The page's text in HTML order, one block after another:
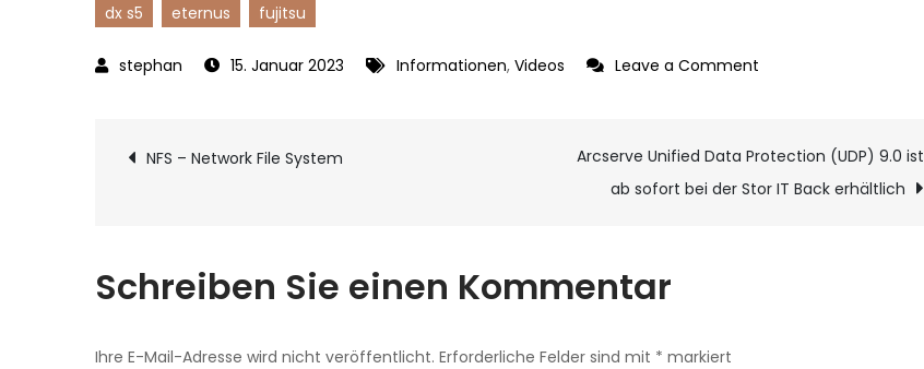
dx s5 eternus fujitsu
15. Januar 2023 Informationen, Videos Leave a Comment
DX100
S5
Beitragsnavigation
NFS – Network File System
Arcserve Unified Data Protection (UDP) 9.0 ist
ab sofort bei der Stor IT Back erhältlich
Schreiben Sie einen Kommentar
Ihre E-Mail-Adresse wird nicht veröffentlicht. Erforderliche Felder sind mit * markiert